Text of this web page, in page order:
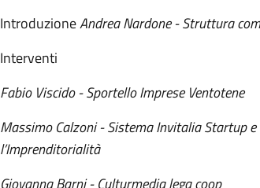
IntroduzioneAndrea Nardone - Struttura
Interventi
Fabio Viscido - Sportello Imprese Ventotene
Massimo Calzoni - Sistema Invitalia Startup e
l’Imprenditorialità
Giovanna Barni - Culturmedia lega coop